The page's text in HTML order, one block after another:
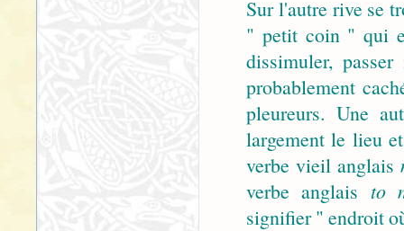
Sur l'autre rive se
" petit coin " qui
dissimuler,
probablement
pleureurs. Une
largement le lieu
verbe vieil anglais
verbe anglais to
signifier " endroit